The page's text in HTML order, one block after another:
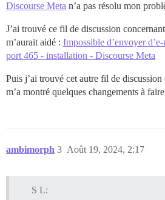
Discourse Meta n’a pas résolu mon
J’ai trouvé ce fil de discussion
m’aurait aidé : Impossible d’envoyer
port 465 - installation - Discourse Meta
Puis j’ai trouvé cet autre fil de
m’a montré quelques changements à
ambimorph Août 19, 2024, 2:17
3
S L: